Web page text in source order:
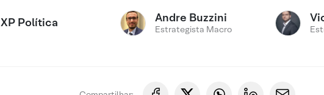
XP Política Andre Buzzini
Estrategista Macro